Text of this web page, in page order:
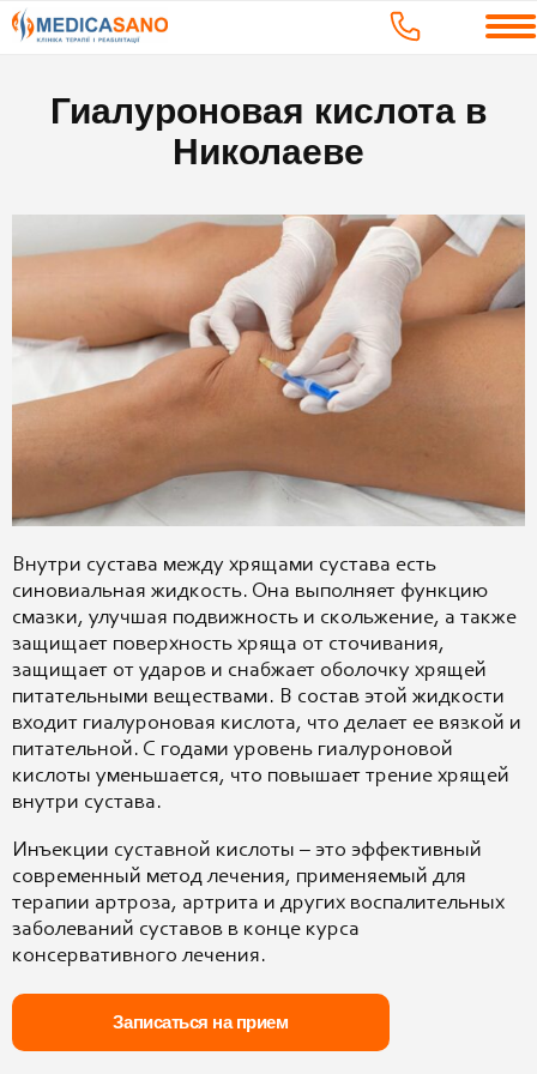
Гиалуроновая кислота в
Николаеве
Внутри сустава между хрящами сустава есть
синовиальная жидкость. Она выполняет функцию
смазки, улучшая подвижность и скольжение, а также
защищает поверхность хряща от сточивания,
защищает от ударов и снабжает оболочку хрящей
питательными веществами. В состав этой жидкости
входит гиалуроновая кислота, что делает ее вязкой и
питательной. С годами уровень гиалуроновой
кислоты уменьшается, что повышает трение хрящей
внутри сустава.
Инъекции суставной кислоты – это эффективный
современный метод лечения, применяемый для
терапии артроза, артрита и других воспалительных
заболеваний суставов в конце курса
консервативного лечения.
Записаться на прием